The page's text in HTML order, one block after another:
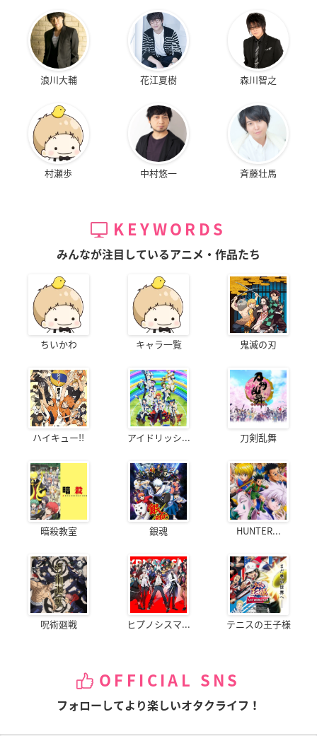
浪川大輔 花江夏樹 森川智之
村瀬歩 中村悠一 斉藤壮馬
KEYWORDS
みんなが注目しているアニメ・作品たち
ちいかわ キャラ一覧 鬼滅の刃
ハイキュー!! アイドリッシ... 刀剣乱舞
暗殺教室 銀魂 HUNTER...
呪術廻戦 ヒプノシスマ... テニスの王子様
OFFICIAL SNS
フォローしてより楽しいオタクライフ！